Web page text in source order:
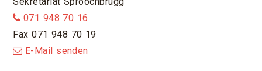
071 948 70 16
Fax 071 948 70 19
E-Mail senden